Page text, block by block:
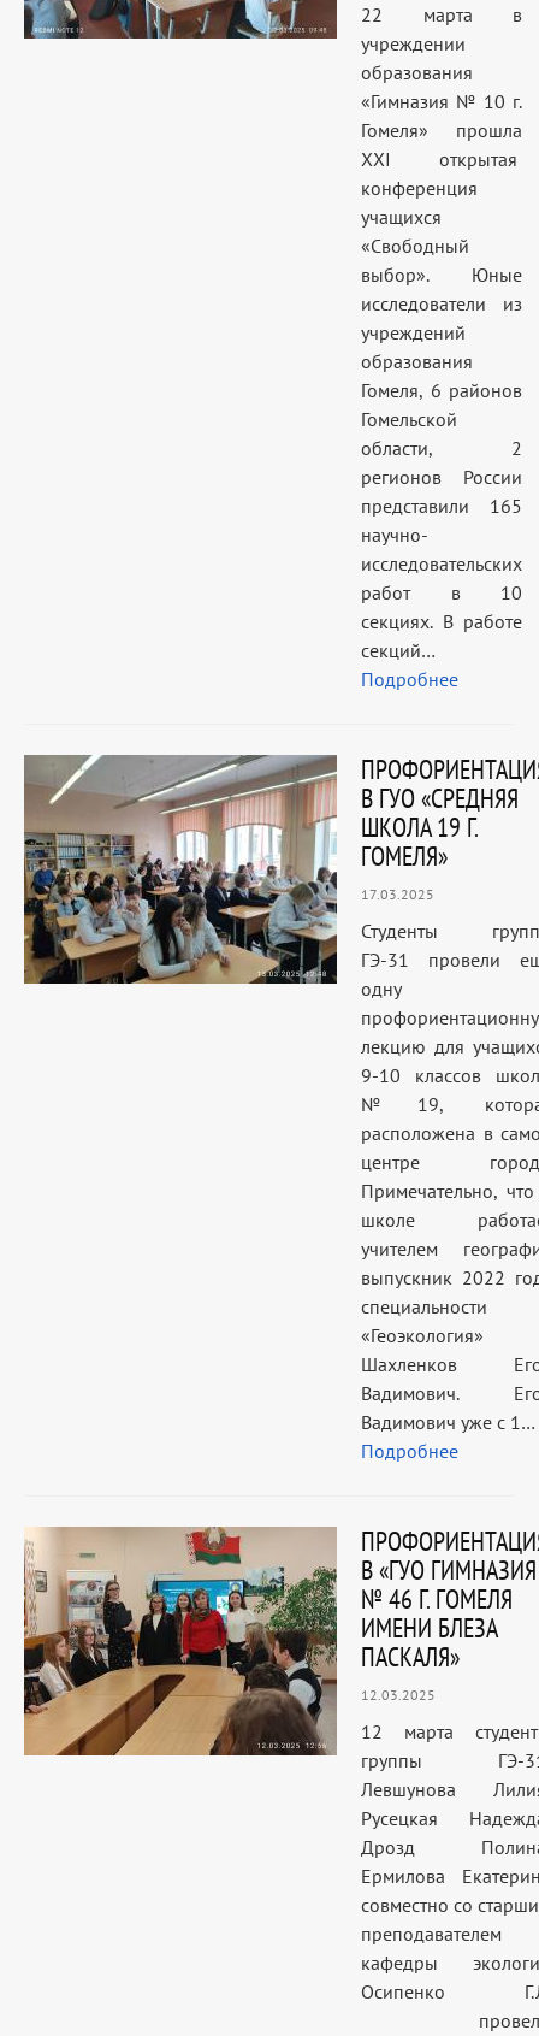
22 марта в
учреждении
образования
«Гимназия № 10 г.
Гомеля» прошла
XXI открытая
конференция
учащихся
«Свободный
выбор». Юные
исследователи из
учреждений
образования
Гомеля, 6 районов
Гомельской
области, 2
регионов России
представили 165
научно-
исследовательских
работ в 10
секциях. В работе
секций…
Подробнее
В ГУО «СРЕДНЯЯ
ШКОЛА 19 Г.
ГОМЕЛЯ»
17.03.2025
Студенты
ГЭ-31 провели
одну
лекцию для
9-10 классов
№19,
расположена в
центре
Примечательно,
школе
учителем
выпускник 2022
специальности
«Геоэкология»
Шахленков
Вадимович.
Вадимович уже с 1…
Подробнее
В «ГУО ГИМНАЗИЯ
№ 46 Г. ГОМЕЛЯ
ИМЕНИ БЛЕЗА
ПАСКАЛЯ»
12.03.2025
12 марта
группы ГЭ-
Левшунова
Русецкая
Дрозд
Ермилова
совместно со
преподавателем
кафедры
Осипенко